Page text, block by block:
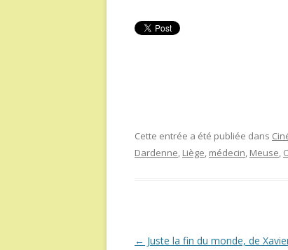
Cette entrée a été publiée dans
Dardenne, Liège, médecin, Meuse,
Navigation
← Juste la fin du monde, de